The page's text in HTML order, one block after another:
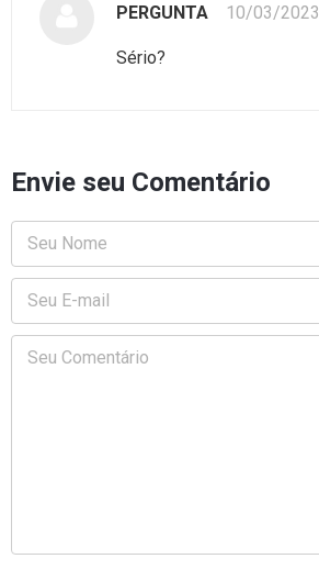
PERGUNTA 10/03/2023
Sério?
Envie seu Comentário